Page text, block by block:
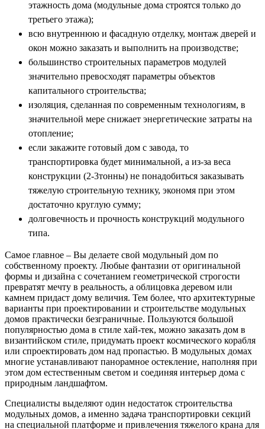
этажность дома (модульные дома строятся только до
третьего этажа);
всю внутреннюю и фасадную отделку, монтаж дверей и
окон можно заказать и выполнить на производстве;
большинство строительных параметров модулей
значительно превосходят параметры объектов
капитального строительства;
изоляция, сделанная по современным технологиям, в
значительной мере снижает энергетические затраты на
отопление;
если закажите готовый дом с завода, то
транспортировка будет минимальной, а из-за веса
конструкции (2-3тонны) не понадобиться заказывать
тяжелую строительную технику, экономя при этом
достаточно круглую сумму;
долговечность и прочность конструкций модульного
типа.
Самое главное – Вы делаете свой модульный дом по
собственному проекту. Любые фантазии от оригинальной
формы и дизайна с сочетанием геометрической строгости
превратят мечту в реальность, а облицовка деревом или
камнем придаст дому величия. Тем более, что архитектурные
варианты при проектировании и строительстве модульных
домов практически безграничные. Пользуются большой
популярностью дома в стиле хай-тек, можно заказать дом в
византийском стиле, придумать проект космического корабля
или спроектировать дом над пропастью. В модульных домах
многие устанавливают панорамное остекление, наполняя при
этом дом естественным светом и соединяя интерьер дома с
природным ландшафтом.
Специалисты выделяют один недостаток строительства
модульных домов, а именно задача транспортировки секций
на специальной платформе и привлечения тяжелого крана для